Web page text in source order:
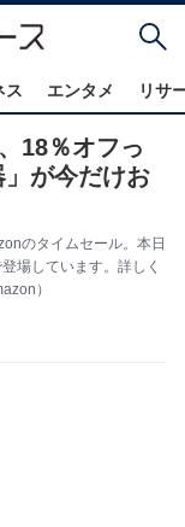
ス エンタメ リサ
18％オフっ
が今だけお
のタイムセール。本日
場しています。詳しく
）